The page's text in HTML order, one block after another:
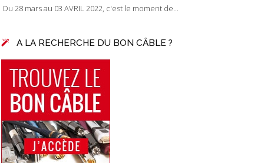
Du 28 mars au 03 AVRIL 2022, c'est le moment de...
A LA RECHERCHE DU BON CÂBLE ?